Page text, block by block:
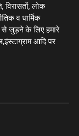
विरासतों, लोक
व धार्मिक
से जुड़ने के लिए हमारे
आदि पर